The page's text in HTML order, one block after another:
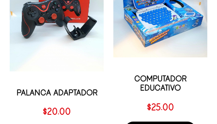
PALANCA ADAPTADOR
$20.00
COMPUTADOR
EDUCATIVO
$25.00